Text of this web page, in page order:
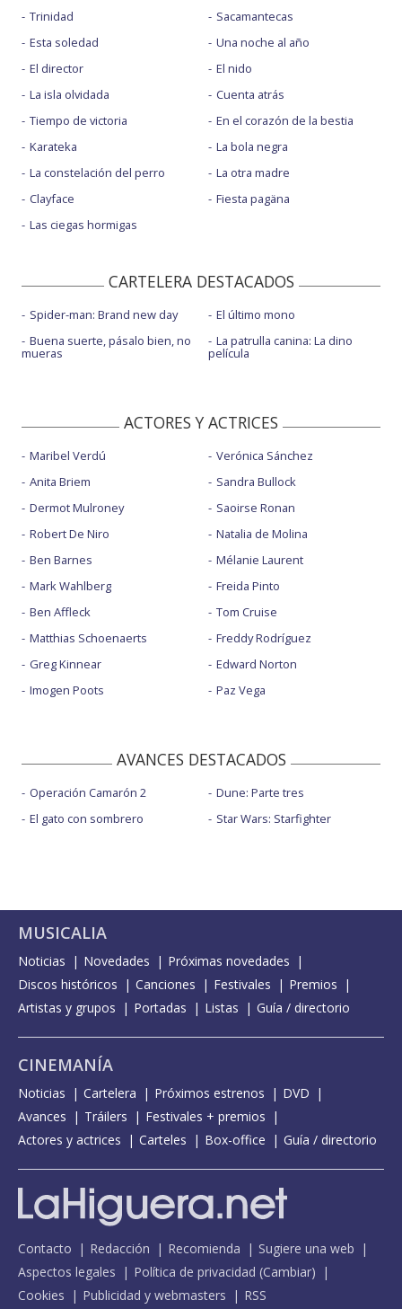
Trinidad
Esta soledad
El director
La isla olvidada
Tiempo de victoria
Karateka
La constelación del perro
Clayface
Las ciegas hormigas
Sacamantecas
Una noche al año
El nido
Cuenta atrás
En el corazón de la bestia
La bola negra
La otra madre
Fiesta pagäna
CARTELERA DESTACADOS
Spider-man: Brand new day
Buena suerte, pásalo bien, no
mueras
El último mono
La patrulla canina: La dino
película
ACTORES Y ACTRICES
Maribel Verdú
Anita Briem
Dermot Mulroney
Robert De Niro
Ben Barnes
Mark Wahlberg
Ben Affleck
Matthias Schoenaerts
Greg Kinnear
Imogen Poots
Verónica Sánchez
Sandra Bullock
Saoirse Ronan
Natalia de Molina
Mélanie Laurent
Freida Pinto
Tom Cruise
Freddy Rodríguez
Edward Norton
Paz Vega
AVANCES DESTACADOS
Operación Camarón 2
El gato con sombrero
Dune: Parte tres
Star Wars: Starfighter
MUSICALIA
Noticias Novedades
Próximas novedades
Discos históricos
Canciones Festivales
Premios
Artistas y grupos
Portadas Listas Guía / directorio
CINEMANÍA
Noticias Cartelera Próximos estrenos
DVD
Avances
Tráilers
Festivales + premios
Actores y actrices
Carteles Box-office Guía / directorio
Contacto Redacción Recomienda
Sugiere una web
Aspectos legales
Política de privacidad (Cambiar)
Cookies
Publicidad y webmasters RSS